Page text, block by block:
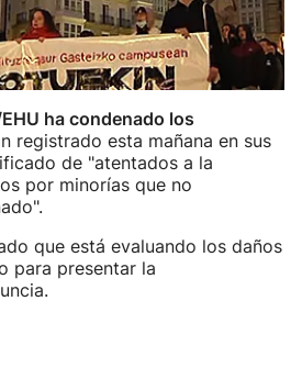
ha condenado los
registrado esta mañana en sus
de "atentados a la
por minorías que no
que está evaluando los daños
para presentar la